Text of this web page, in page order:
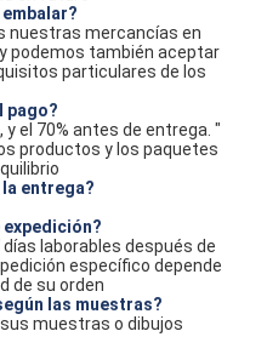
nuestras mercancías en
podemos también aceptar
particulares de los
pago?
el 70% antes de entrega. "
productos y los paquetes
entrega?
expedición?
laborables después de
específico depende
de su orden
las muestras?
muestras o dibujos